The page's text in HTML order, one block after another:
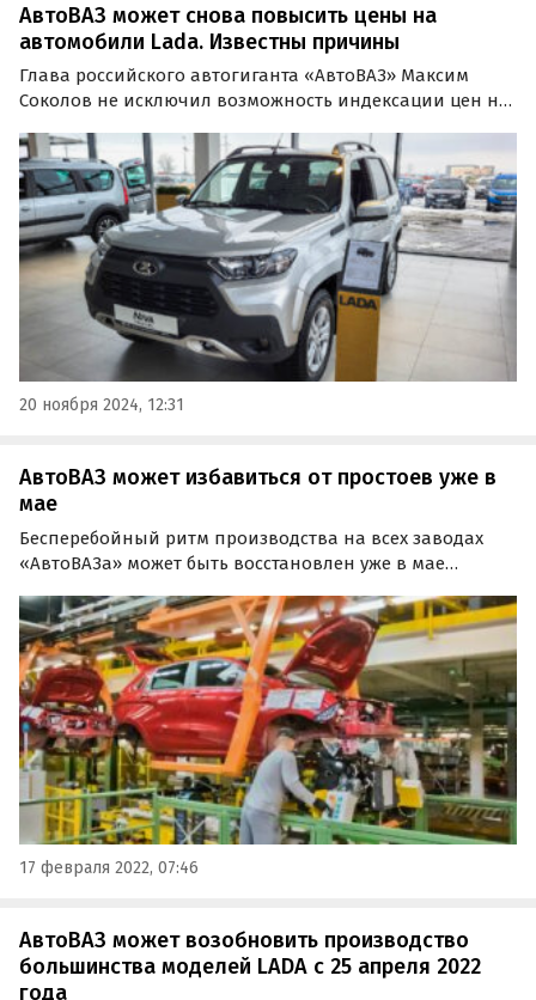
АвтоВАЗ может снова повысить цены на
автомобили Lada. Известны причины
Глава российского автогиганта «АвтоВАЗ» Максим
Соколов не исключил возможность индексации цен на
решение может быть обусловлено ростом ключевой
ставки и изменением курса рубля.
20 ноября 2024, 12:31
АвтоВАЗ может избавиться от простоев уже в
мае
Бесперебойный ритм производства на всех заводах
«АвтоВАЗа» может быть восстановлен уже в мае
инсайдерское сообщество «Нетипичный АвтоВАЗ» в
социальной сети «ВКонтакте».
17 февраля 2022, 07:46
АвтоВАЗ может возобновить производство
большинства моделей LADA с 25 апреля 2022
года